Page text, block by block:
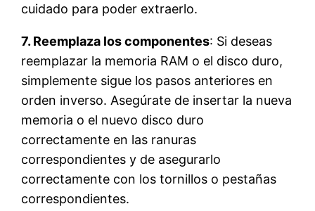
cuidado para poder extraerlo.
7. Reemplaza los componentes: Si deseas
reemplazar la memoria RAM o el disco duro,
simplemente sigue los pasos anteriores en
orden inverso. Asegúrate de insertar la nueva
memoria o el nuevo disco duro
correctamente en las ranuras
correspondientes y de asegurarlo
correctamente con los tornillos o pestañas
correspondientes.